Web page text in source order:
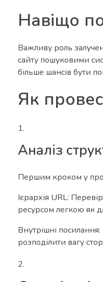
Навіщо
Важливу роль
сайту пошуковими
більше шансів бути
Як
Аналіз
Першим кроком у
Ієрархія URL:
ресурсом легкою як
Внутрішні
розподілити вагу